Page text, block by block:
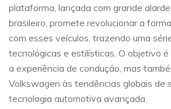
plataforma, lançada com grande
brasileiro, promete revolucionar a
com esses veículos, trazendo uma
tecnológicas e estilísticas. O objetivo
a experiência de condução, mas
Volkswagen às tendências globais de
tecnologia automotiva avançada.